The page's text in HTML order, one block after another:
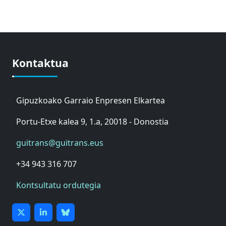
Kontaktua
Gipuzkoako Garraio Enpresen Elkartea
Portu-Etxe kalea 9, 1.a, 20018 - Donostia
guitrans@guitrans.eus
+34 943 316 707
Kontsultatu ordutegia